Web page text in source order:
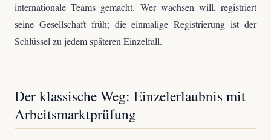
internationale Teams gemacht. Wer wachsen will, registriert
seine Gesellschaft früh; die einmalige Registrierung ist der
Schlüssel zu jedem späteren Einzelfall.
Der klassische Weg: Einzelerlaubnis mit
Arbeitsmarktprüfung